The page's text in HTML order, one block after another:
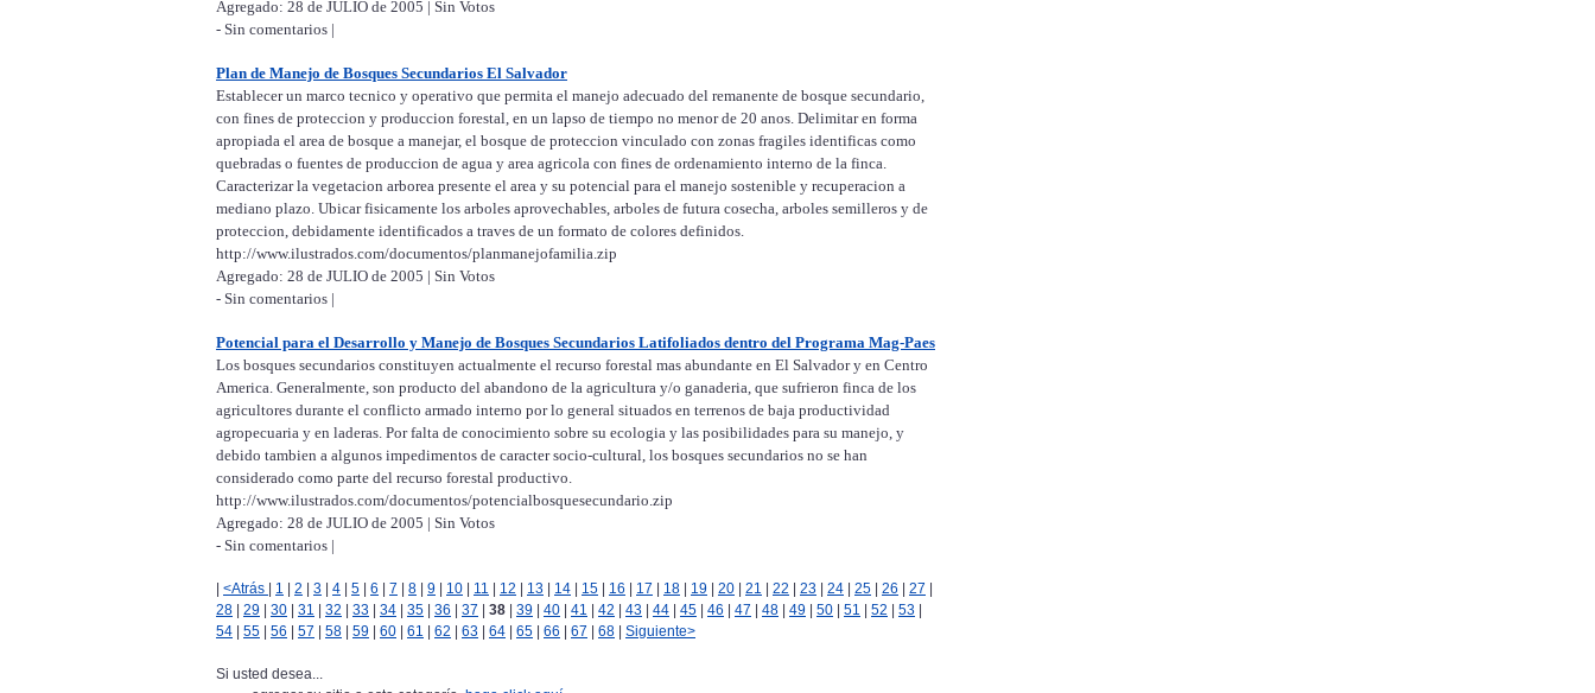
Agregado: 28 de JULIO de 2005 | Sin Votos
- Sin comentarios |
Plan de Manejo de Bosques Secundarios El Salvador
Establecer un marco tecnico y operativo que permita el manejo adecuado del remanente de bosque secundario,
con fines de proteccion y produccion forestal, en un lapso de tiempo no menor de 20 anos. Delimitar en forma
apropiada el area de bosque a manejar, el bosque de proteccion vinculado con zonas fragiles identificas como
quebradas o fuentes de produccion de agua y area agricola con fines de ordenamiento interno de la finca.
Caracterizar la vegetacion arborea presente el area y su potencial para el manejo sostenible y recuperacion a
mediano plazo. Ubicar fisicamente los arboles aprovechables, arboles de futura cosecha, arboles semilleros y de
proteccion, debidamente identificados a traves de un formato de colores definidos.
http://www.ilustrados.com/documentos/planmanejofamilia.zip
Agregado: 28 de JULIO de 2005 | Sin Votos
- Sin comentarios |
Potencial para el Desarrollo y Manejo de Bosques Secundarios Latifoliados dentro del Programa Mag-Paes
Los bosques secundarios constituyen actualmente el recurso forestal mas abundante en El Salvador y en Centro
America. Generalmente, son producto del abandono de la agricultura y/o ganaderia, que sufrieron finca de los
agricultores durante el conflicto armado interno por lo general situados en terrenos de baja productividad
agropecuaria y en laderas. Por falta de conocimiento sobre su ecologia y las posibilidades para su manejo, y
debido tambien a algunos impedimentos de caracter socio-cultural, los bosques secundarios no se han
considerado como parte del recurso forestal productivo.
http://www.ilustrados.com/documentos/potencialbosquesecundario.zip
Agregado: 28 de JULIO de 2005 | Sin Votos
- Sin comentarios |
<Atrás 1 2 3 4 5 6 7 8 9 10 11 12 13 14 15 16 17 18 19 20 21 22 23 24 25 26 27
28
29 30 31 32 33 34 35 36 37 38 39 40 41 42 43 44 45 46 47 48 49 50 51 52 53
54
55 56 57 58 59 60 61 62 63 64 65 66 67 68 Siguiente>
Si usted desea...